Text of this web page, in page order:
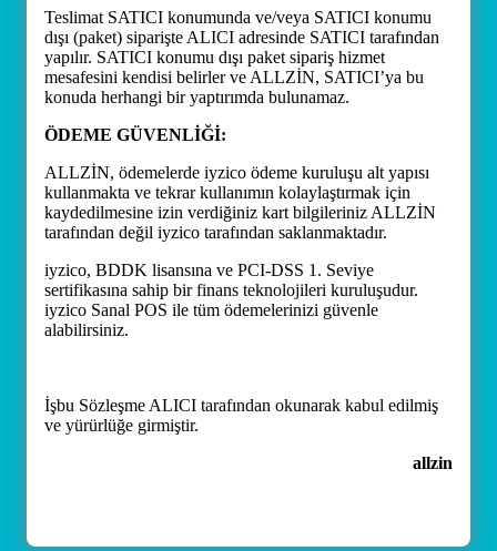
Teslimat SATICI konumunda ve/veya SATICI konumu
dışı (paket) siparişte ALICI adresinde SATICI tarafından
yapılır. SATICI konumu dışı paket sipariş hizmet
mesafesini kendisi belirler ve ALLZİN, SATICI’ya bu
konuda herhangi bir yaptırımda bulunamaz.
ÖDEME GÜVENLİĞİ:
ALLZİN, ödemelerde iyzico ödeme kuruluşu alt yapısı
kullanmakta ve tekrar kullanımın kolaylaştırmak için
kaydedilmesine izin verdiğiniz kart bilgileriniz ALLZİN
tarafından değil iyzico tarafından saklanmaktadır.
iyzico, BDDK lisansına ve PCI-DSS 1. Seviye
sertifikasına sahip bir finans teknolojileri kuruluşudur.
iyzico Sanal POS ile tüm ödemelerinizi güvenle
alabilirsiniz.
İşbu Sözleşme ALICI tarafından okunarak kabul edilmiş
ve yürürlüğe girmiştir.
allzin